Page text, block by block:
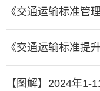
《交通运输标准管
《交通运输标准提
【图解】2024年1-